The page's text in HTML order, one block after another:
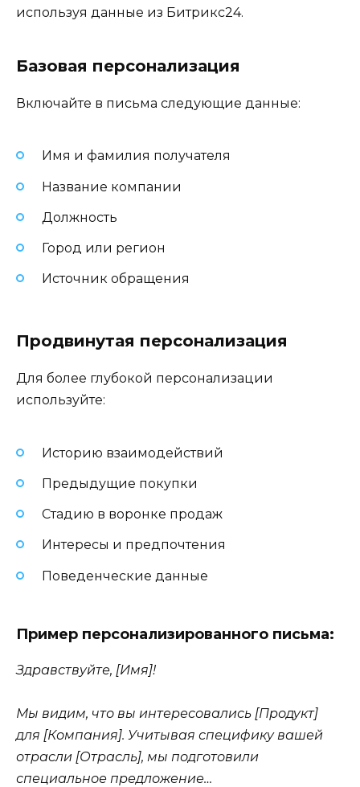
используя данные из Битрикс24.
Базовая персонализация
Включайте в письма следующие данные:
Имя и фамилия получателя
Название компании
Должность
Город или регион
Источник обращения
Продвинутая персонализация
Для более глубокой персонализации
используйте:
Историю взаимодействий
Предыдущие покупки
Стадию в воронке продаж
Интересы и предпочтения
Поведенческие данные
Пример персонализированного письма:
Здравствуйте, [Имя]!
Мы видим, что вы интересовались [Продукт]
для [Компания]. Учитывая специфику вашей
отрасли [Отрасль], мы подготовили
специальное предложение…